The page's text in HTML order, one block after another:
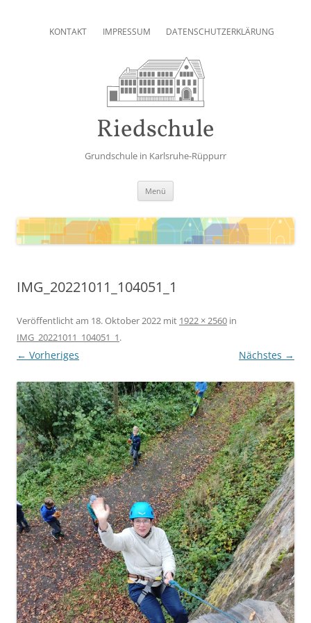
KONTAKT IMPRESSUM DATENSCHUTZERKLÄRUNG
Riedschule
Grundschule in Karlsruhe-Rüppurr
Menü
IMG_20221011_104051_1
Veröffentlicht am 18. Oktober 2022 mit 1922 × 2560 in
IMG_20221011_104051_1.
← Vorheriges Nächstes →